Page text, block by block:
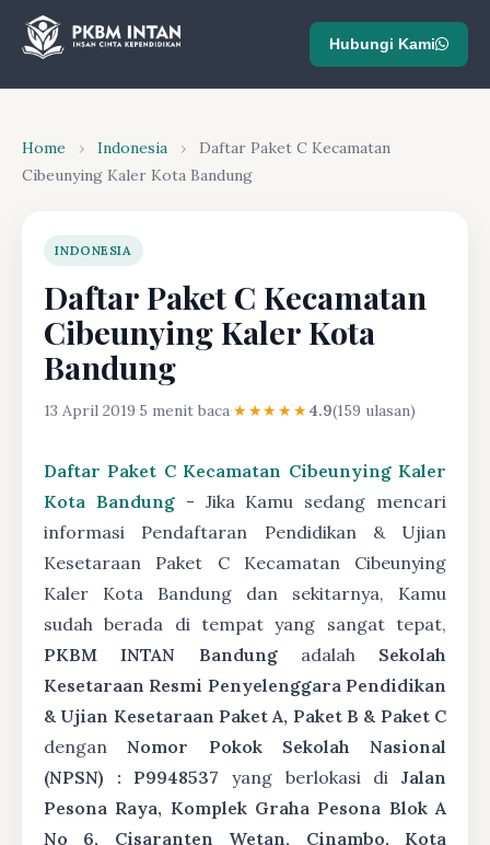
Hubungi Kami
Home › Indonesia ›
Daftar Paket C Kecamatan
Cibeunying Kaler Kota Bandung
INDONESIA
Daftar Paket C Kecamatan
Cibeunying Kaler Kota
Bandung
13 April 2019·5 menit baca·★★★★★4.9(159 ulasan)
Daftar Paket C Kecamatan Cibeunying Kaler
Kota Bandung- Jika Kamu sedang mencari
informasi Pendaftaran Pendidikan & Ujian
Kesetaraan Paket C Kecamatan Cibeunying
Kaler Kota Bandung dan sekitarnya, Kamu
sudah berada di tempat yang sangat tepat,
PKBM INTAN Bandungadalah Sekolah
Kesetaraan Resmi Penyelenggara Pendidikan
& Ujian Kesetaraan Paket A, Paket B & Paket C
denganNomor Pokok Sekolah Nasional
(NPSN) : P9948537 yang berlokasi diJalan
Pesona Raya, Komplek Graha Pesona Blok A
No 6, Cisaranten Wetan, Cinambo, Kota